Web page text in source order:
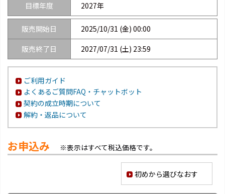
目標年度 2027年
販売開始日
2025/10/31 (金) 00:00
販売終了日
2027/07/31 (土) 23:59
ご利用ガイド
よくあるご質問FAQ・チャットボット
契約の成立時期について
解約・返品について
お申込み ※表示はすべて税込価格です。
初めから選びなおす